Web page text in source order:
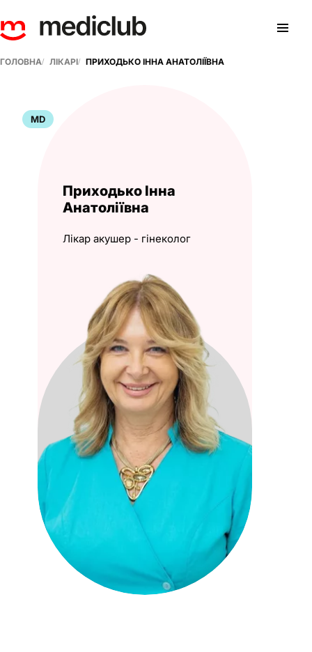
ГОЛОВНА ЛІКАРІ ПРИХОДЬКО ІННА АНАТОЛІЇВНА
MD
Приходько Інна
Анатоліївна
Лікар акушер - гінеколог